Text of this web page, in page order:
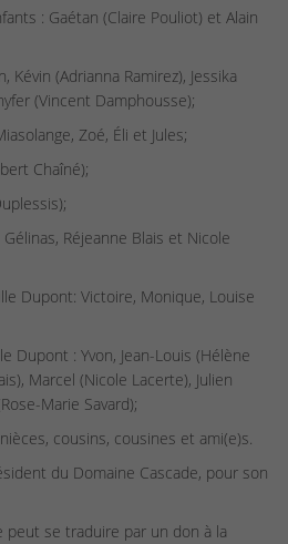
: Gaétan (Claire Pouliot) et Alain
(Adrianna Ramirez), Jessika
(Vincent Damphousse);
Zoé, Éli et Jules;
Chaîné);
Réjeanne Blais et Nicole
Dupont: Victoire, Monique, Louise
Dupont : Yvon, Jean-Louis (Hélène
Marcel (Nicole Lacerte), Julien
Marie Savard);
cousins, cousines et ami(e)s.
du Domaine Cascade, pour son
se traduire par un don à la